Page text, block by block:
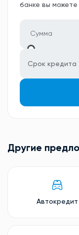
банке вы
Срок кредита
Другие
Автокредит